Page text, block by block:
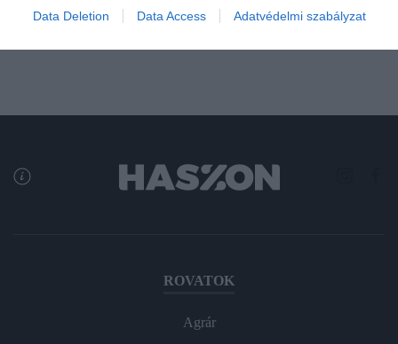
Data Deletion Data Access Adatvédelmi szabályzat
ROVATOK
Agrár